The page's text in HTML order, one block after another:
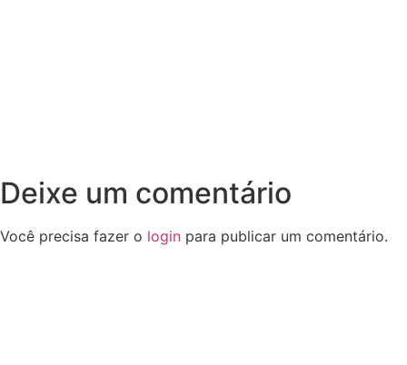
Deixe um comentário
Você precisa fazer o login para publicar um comentário.